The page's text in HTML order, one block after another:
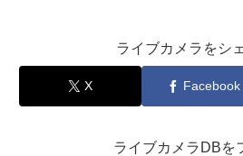
ライブカメラをシ
X Facebook
ライブカメラDBを